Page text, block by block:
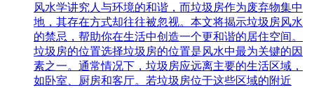
风水学讲究人与环境的和谐，而垃圾房作为废弃物集中
地，其存在方式却往往被忽视。本文将揭示垃圾房风水
的禁忌，帮助你在生活中创造一个更和谐的居住空间。
垃圾房的位置选择垃圾房的位置是风水中最为关键的因
素之一。通常情况下，垃圾房应远离主要的生活区域，
如卧室、厨房和客厅。若垃圾房位于这些区域的附近